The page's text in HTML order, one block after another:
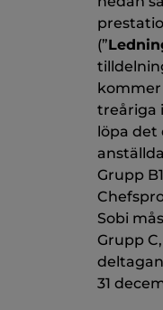
(”
treåriga
löpa det
Grupp
Sobi
Grupp
31